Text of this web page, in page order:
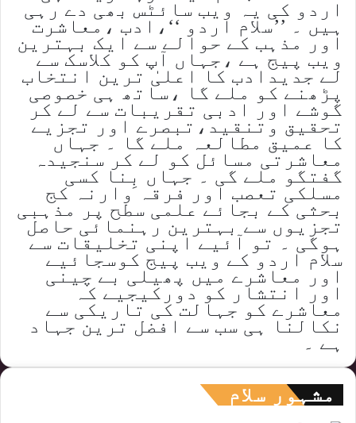
اردو کی یہ ویب سائٹس بھی دے رہی
ہیں ۔ ’’سلام اردو ‘‘،ادب ،معاشرت
اور مذہب کے حوالے سے ایک بہترین
ویب پیج ہے ،جہاں آپ کو کلاسک سے
لے جدیدادب کا اعلیٰ ترین انتخاب
پڑھنے کو ملے گا ،ساتھ ہی خصوصی
گوشے اور ادبی تقریبات سے لے کر
تحقیق وتنقید،تبصرے اور تجزیے
کا عمیق مطالعہ ملے گا ۔ جہاں
معاشرتی مسائل کو لے کر سنجیدہ
گفتگو ملے گی ۔ جہاں بِنا کسی
مسلکی تعصب اور فرقہ وارنہ کج
بحثی کے بجائے علمی سطح پر مذہبی
تجزیوں سے بہترین رہنمائی حاصل
ہوگی ۔ تو آئیے اپنی تخلیقات سے
سلام اردو کے ویب پیج کوسجائیے
اور معاشرے میں پھیلی بے چینی
اور انتشار کو دورکیجیے کہ
معاشرے کو جہالت کی تاریکی سے
نکالنا ہی سب سے افضل ترین جہاد
ہے ۔
مشہور سلام